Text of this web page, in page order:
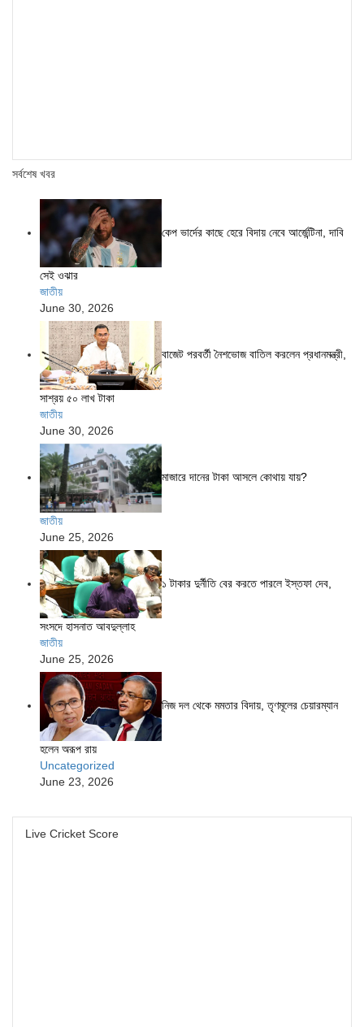
সর্বশেষ খবর
কেপ ভার্দের কাছে হেরে বিদায় নেবে আর্জেন্টিনা, দাবি
সেই ওঝার
জাতীয়
June 30, 2026
বাজেট পরবর্তী নৈশভোজ বাতিল করলেন প্রধানমন্ত্রী,
সাশ্রয় ৫০ লাখ টাকা
জাতীয়
June 30, 2026
মাজারে দানের টাকা আসলে কোথায় যায়?
জাতীয়
June 25, 2026
১ টাকার দুর্নীতি বের করতে পারলে ইস্তফা দেব,
সংসদে হাসনাত আবদুল্লাহ
জাতীয়
June 25, 2026
নিজ দল থেকে মমতার বিদায়, তৃণমূলের চেয়ারম্যান
হলেন অরূপ রায়
Uncategorized
June 23, 2026
Live Cricket Score